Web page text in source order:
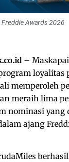
Freddie Awards 2026
–
loyalitas
memperoleh
meraih lima
nominasi yang
ajang